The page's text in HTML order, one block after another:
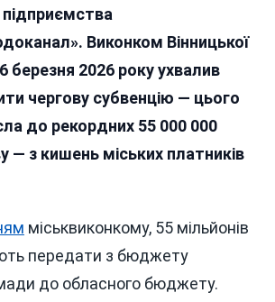
Потопає
Виконком Вінницької
березня 2026 року ухвалив
чергову субвенцію — цього
до рекордних 55 000 000
— з кишень міських платників
міськвиконкому, 55 мільйонів
передати з бюджету
до обласного бюджету.